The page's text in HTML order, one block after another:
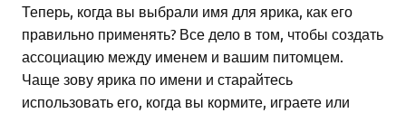
Теперь, когда вы выбрали имя для ярика, как его
правильно применять? Все дело в том, чтобы создать
ассоциацию между именем и вашим питомцем.
Чаще зову ярика по имени и старайтесь
использовать его, когда вы кормите, играете или